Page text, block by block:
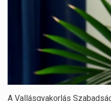
A Vallásgyakorlás